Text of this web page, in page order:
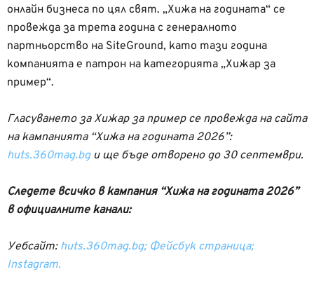
онлайн бизнеса по цял свят. „Хижа на годината“ се
провежда за трета година с генералното
партньорство на SiteGround, като тази година
компанията е патрон на категорията „Хижар за
пример“.
Гласуването за Хижар за пример се провежда на сайта
на кампанията “Хижа на годината 2026”:
huts.360mag.bgи ще бъде отворено до 30 септември.
Следете всичко в кампания “Хижа на годината 2026”
в официалните канали:
Уебсайт: huts.360mag.bg; Фейсбук страница;
Instagram.